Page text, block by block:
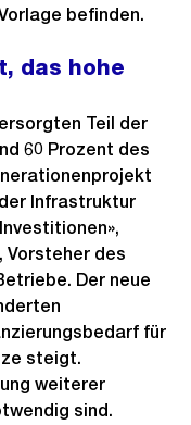
befinden.
das hohe
Teil der
60 Prozent des
Infrastruktur
Vorsteher des
Der neue
für
steigt.
weiterer
sind.